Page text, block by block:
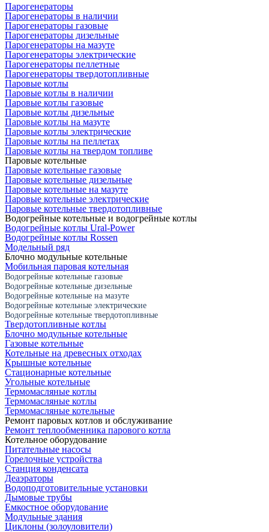
Парогенераторы
Парогенераторы в наличии
Парогенераторы газовые
Парогенераторы дизельные
Парогенераторы на мазуте
Парогенераторы электрические
Парогенераторы пеллетные
Парогенераторы твердотопливные
Паровые котлы
Паровые котлы в наличии
Паровые котлы газовые
Паровые котлы дизельные
Паровые котлы на мазуте
Паровые котлы электрические
Паровые котлы на пеллетах
Паровые котлы на твердом топливе
Паровые котельные
Паровые котельные газовые
Паровые котельные дизельные
Паровые котельные на мазуте
Паровые котельные электрические
Паровые котельные твердотопливные
Водогрейные котельные и водогрейные котлы
Водогрейные котлы Ural-Power
Водогрейные котлы Rossen
Модельный ряд
Блочно модульные котельные
Мобильная паровая котельная
Водогрейные котельные газовые
Водогрейные котельные дизельные
Водогрейные котельные на мазуте
Водогрейные котельные электрические
Водогрейные котельные твердотопливные
Твердотопливные котлы
Блочно модульные котельные
Газовые котельные
Котельные на древесных отходах
Крышные котельные
Стационарные котельные
Угольные котельные
Термомасляные котлы
Термомасляные котлы
Термомасляные котельные
Ремонт паровых котлов и обслуживание
Ремонт теплообменника парового котла
Котельное оборудование
Питательные насосы
Горелочные устройства
Станция конденсата
Деаэраторы
Водоподготовительные установки
Дымовые трубы
Емкостное оборудование
Mодульные здания
Циклоны (золоуловители)